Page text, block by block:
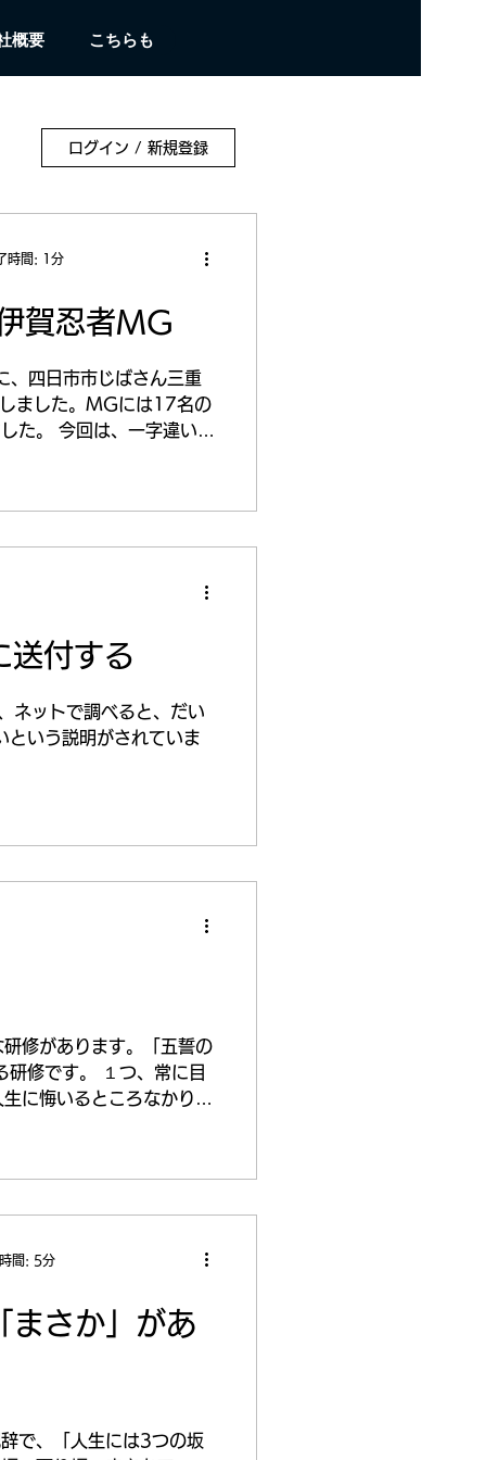
概要 こちらも
ログイン / 新規登録
賀忍者MG
四日市市じばさん三重
ました。MGには17名の
た。 今回は、一字違いで
、以前と変わらず鋭いと
時間: 1分
送付する
ネットで調べると、だい
という説明がされていま
修があります。「五誓の
研修です。 １つ、常に目
に悔いるところなかりし
まさか」があ
で、「人生には3つの坂
間: 5分